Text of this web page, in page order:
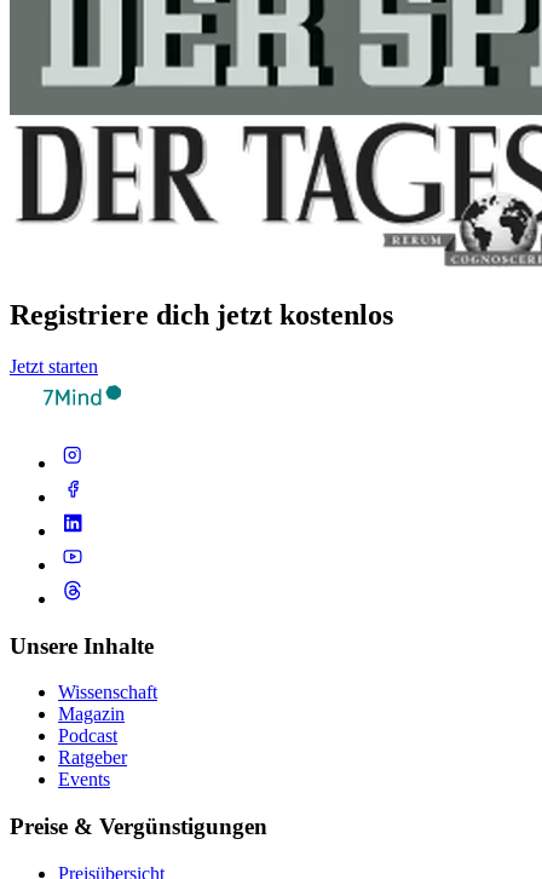
Registriere dich jetzt kostenlos
Jetzt starten
Unsere Inhalte
Wissenschaft
Magazin
Podcast
Ratgeber
Events
Preise & Vergünstigungen
Preisübersicht